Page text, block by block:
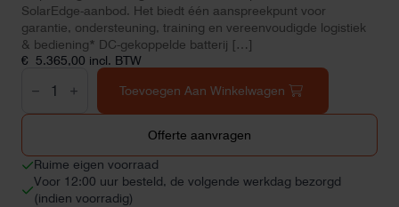
SolarEdge-aanbod. Het biedt één aanspreekpunt voor
garantie, ondersteuning, training en vereenvoudigde logistiek
& bediening* DC-gekoppelde batterij […]
€ 5.365,00 incl. BTW
Home
Battery
10kWh
Toevoegen Aan Winkelwagen
Offerte aanvragen
Ruime eigen voorraad
Voor 12:00 uur besteld, de volgende werkdag bezorgd
(indien voorradig)